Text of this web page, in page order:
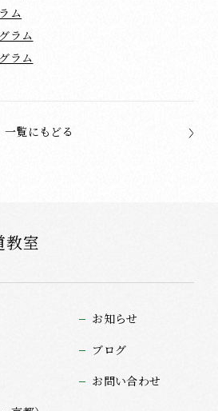
ム
ラム
ラム
一覧にもどる
教室
お知らせ
ブログ
お問い合わせ